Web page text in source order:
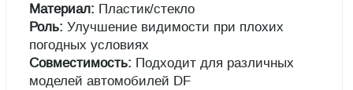
Материал: Пластик/стекло
Роль: Улучшение видимости при плохих
погодных условиях
Совместимость: Подходит для различных
моделей автомобилей DF